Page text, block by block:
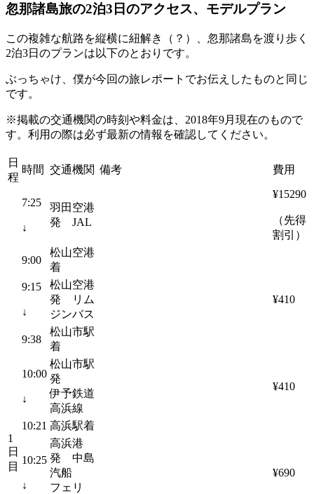
忽那諸島旅の2泊3日のアクセス、モデルプラン
この複雑な航路を縦横に紐解き（？）、忽那諸島を渡り歩く
2泊3日のプランは以下のとおりです。
ぶっちゃけ、僕が今回の旅レポートでお伝えしたものと同じ
です。
※掲載の交通機関の時刻や料金は、2018年9月現在のもので
す。利用の際は必ず最新の情報を確認してください。
日
程
時間 交通機関 備考 費用
1
日
目
7:25
↓
羽田空港
発 JAL
¥15290
（先得
割引）
9:00
松山空港
着
9:15
↓
松山空港
発 リム
ジンバス
¥410
9:38
松山市駅
着
10:00
↓
松山市駅
発
伊予鉄道
高浜線
¥410
10:21 高浜駅着
10:25
↓
高浜港
発 中島
汽船
フェリ
¥690